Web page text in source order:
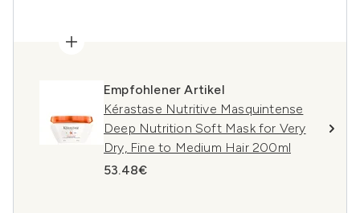
Empfohlener Artikel
Kérastase Nutritive Masquintense
Deep Nutrition Soft Mask for Very
Dry, Fine to Medium Hair 200ml
53.48€